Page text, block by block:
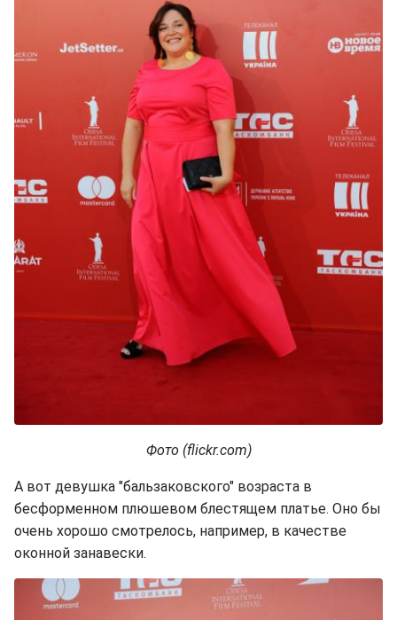
Фото (flickr.com)
А вот девушка "бальзаковского" возраста в
бесформенном плюшевом блестящем платье. Оно бы
очень хорошо смотрелось, например, в качестве
оконной занавески.